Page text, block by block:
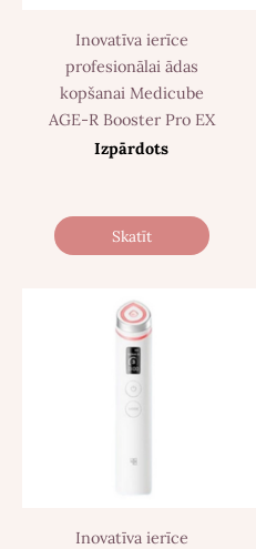
Inovatīva ierīce
profesionālai ādas
kopšanai Medicube
AGE-R Booster Pro EX
Izpārdots
Skatīt
Inovatīva ierīce